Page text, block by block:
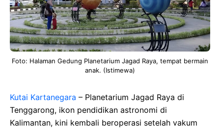
Foto: Halaman Gedung Planetarium Jagad Raya, tempat bermain
anak. (Istimewa)
Kutai Kartanegara – Planetarium Jagad Raya di
Tenggarong, ikon pendidikan astronomi di
Kalimantan, kini kembali beroperasi setelah vakum